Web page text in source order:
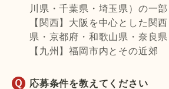
川県・千葉県・埼玉県）の一部
【関西】大阪を中心とした関
県・京都府・和歌山県・奈良
【九州】福岡市内とその近郊
応募条件を教えてください